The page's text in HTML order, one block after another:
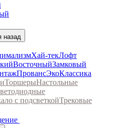
назад
Хай-текЛофт
ВосточныйЗамковый
ПровансЭкоКлассика
ТоршерыНастольные
с подсветкойТрековые